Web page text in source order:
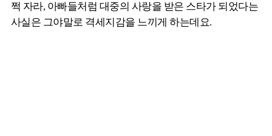
쩍 자라, 아빠들처럼 대중의 사랑을 받은 스타가 되었다는
사실은 그야말로 격세지감을 느끼게 하는데요.